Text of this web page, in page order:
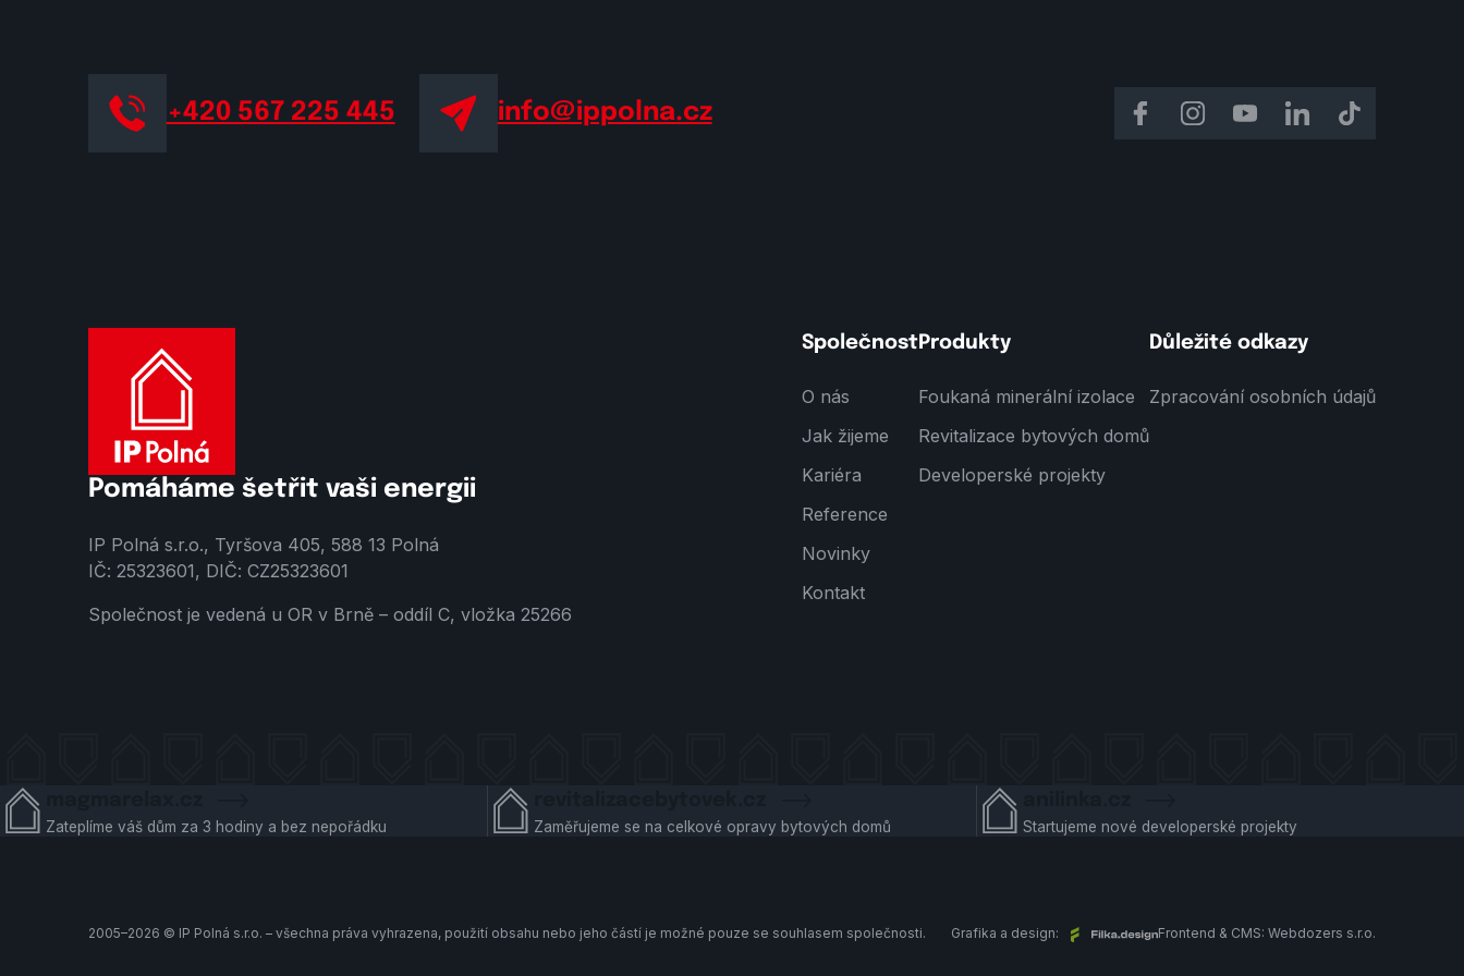
+420 567 225 445 info@ippolna.cz
Pomáháme šetřit vaši energii
IP Polná s.r.o., Tyršova 405, 588 13 Polná
IČ: 25323601, DIČ: CZ25323601
Společnost je vedená u OR v Brně – oddíl C, vložka 25266
Společnost
O nás
Jak žijeme
Kariéra
Reference
Novinky
Kontakt
Produkty
Foukaná minerální izolace
Revitalizace bytových domů
Developerské projekty
Důležité odkazy
Zpracování osobních údajů
Zateplíme váš dům za 3 hodiny a bez nepořádku Zaměřujeme se na celkové opravy bytových domů Startujeme nové developerské projekty
2005–2026 © IP Polná s.r.o. – všechna práva vyhrazena, použití obsahu nebo jeho částí je možné pouze se souhlasem společnosti. Grafika a design: Frontend & CMS:Webdozers s.r.o.